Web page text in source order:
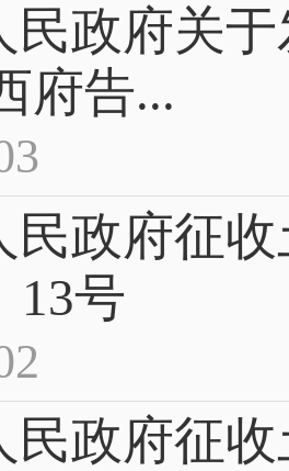
民政府关
府告...
民政府征
13号
民政府征